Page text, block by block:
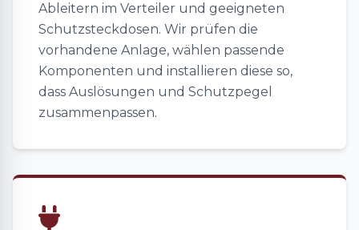
Ableitern im Verteiler und geeigneten
Schutzsteckdosen. Wir prüfen die
vorhandene Anlage, wählen passende
Komponenten und installieren diese so,
dass Auslösungen und Schutzpegel
zusammenpassen.